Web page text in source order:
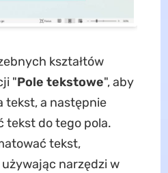
kształtów
"Pole tekstowe", aby
tekst, a następnie
tekst do tego pola.
tekst,
narzędzi w